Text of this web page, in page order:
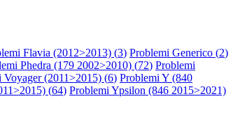
Flavia (2012>2013) (3) Problemi Generico (2)
Phedra (179 2002>2010) (72) Problemi
Voyager (2011>2015) (6) Problemi Y (840
(64) Problemi Ypsilon (846 2015>2021)